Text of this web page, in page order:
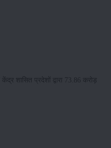
शासित प्रदेशों द्वारा 73.86 करोड़